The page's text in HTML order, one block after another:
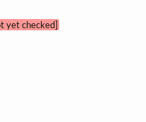
yet checked]